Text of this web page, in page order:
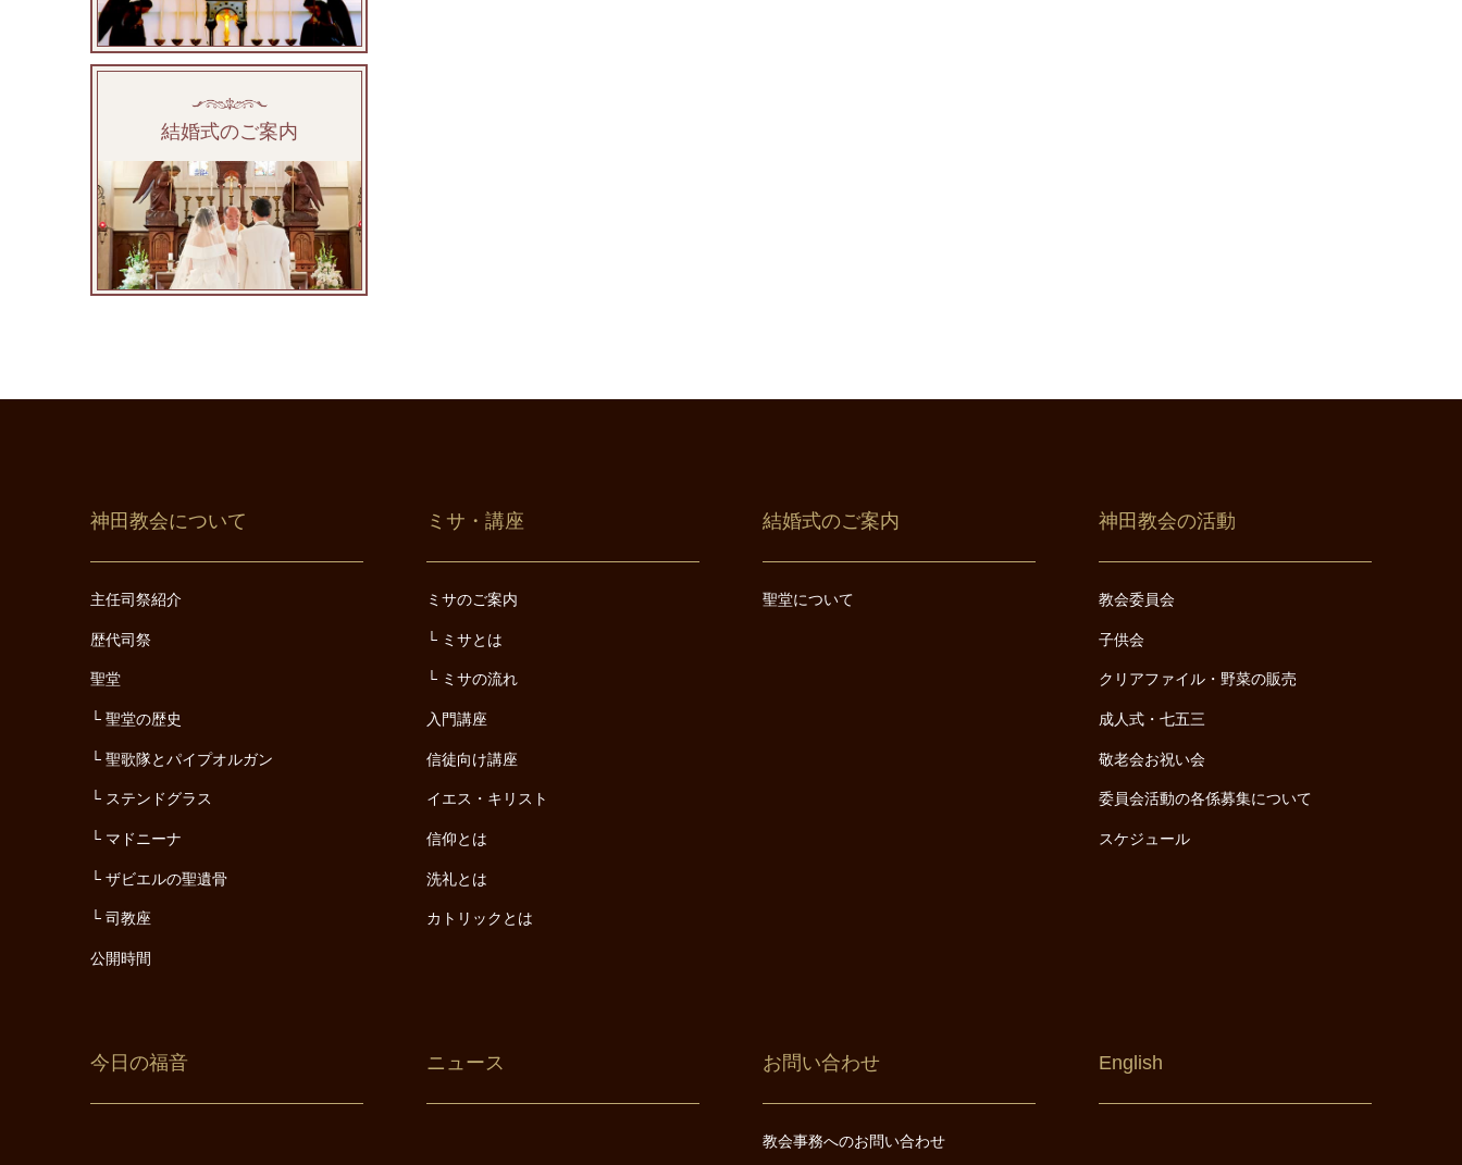
結婚式のご案内
神田教会について
主任司祭紹介
歴代司祭
聖堂
聖堂の歴史
聖歌隊とパイプオルガン
ステンドグラス
マドニーナ
ザビエルの聖遺骨
司教座
公開時間
ミサ・講座
ミサのご案内
ミサとは
ミサの流れ
入門講座
信徒向け講座
イエス・キリスト
信仰とは
洗礼とは
カトリックとは
結婚式のご案内
聖堂について
神田教会の活動
教会委員会
子供会
クリアファイル・野菜の販売
成人式・七五三
敬老会お祝い会
委員会活動の各係募集について
スケジュール
今日の福音 ニュース お問い合わせ
教会事務へのお問い合わせ
English